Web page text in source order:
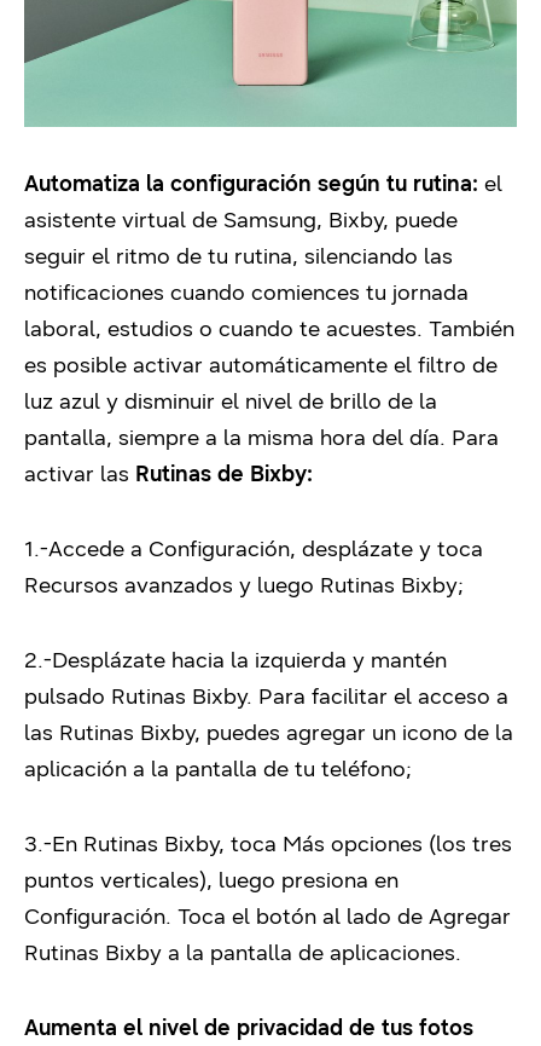
Automatiza la configuración según tu rutina: el
asistente virtual de Samsung, Bixby, puede
seguir el ritmo de tu rutina, silenciando las
notificaciones cuando comiences tu jornada
laboral, estudios o cuando te acuestes. También
es posible activar automáticamente el filtro de
luz azul y disminuir el nivel de brillo de la
pantalla, siempre a la misma hora del día. Para
activar las Rutinas de Bixby:
1.-Accede a Configuración, desplázate y toca
Recursos avanzados y luego Rutinas Bixby;
2.-Desplázate hacia la izquierda y mantén
pulsado Rutinas Bixby. Para facilitar el acceso a
las Rutinas Bixby, puedes agregar un icono de la
aplicación a la pantalla de tu teléfono;
3.-En Rutinas Bixby, toca Más opciones (los tres
puntos verticales), luego presiona en
Configuración. Toca el botón al lado de Agregar
Rutinas Bixby a la pantalla de aplicaciones.
Aumenta el nivel de privacidad de tus fotos